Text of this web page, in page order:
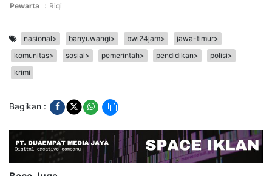
Pewarta : Riqi
nasional> banyuwangi> bwi24jam>
jawa-timur>
komunitas>
sosial> pemerintah> pendidikan>
polisi>
krimi
Bagikan :